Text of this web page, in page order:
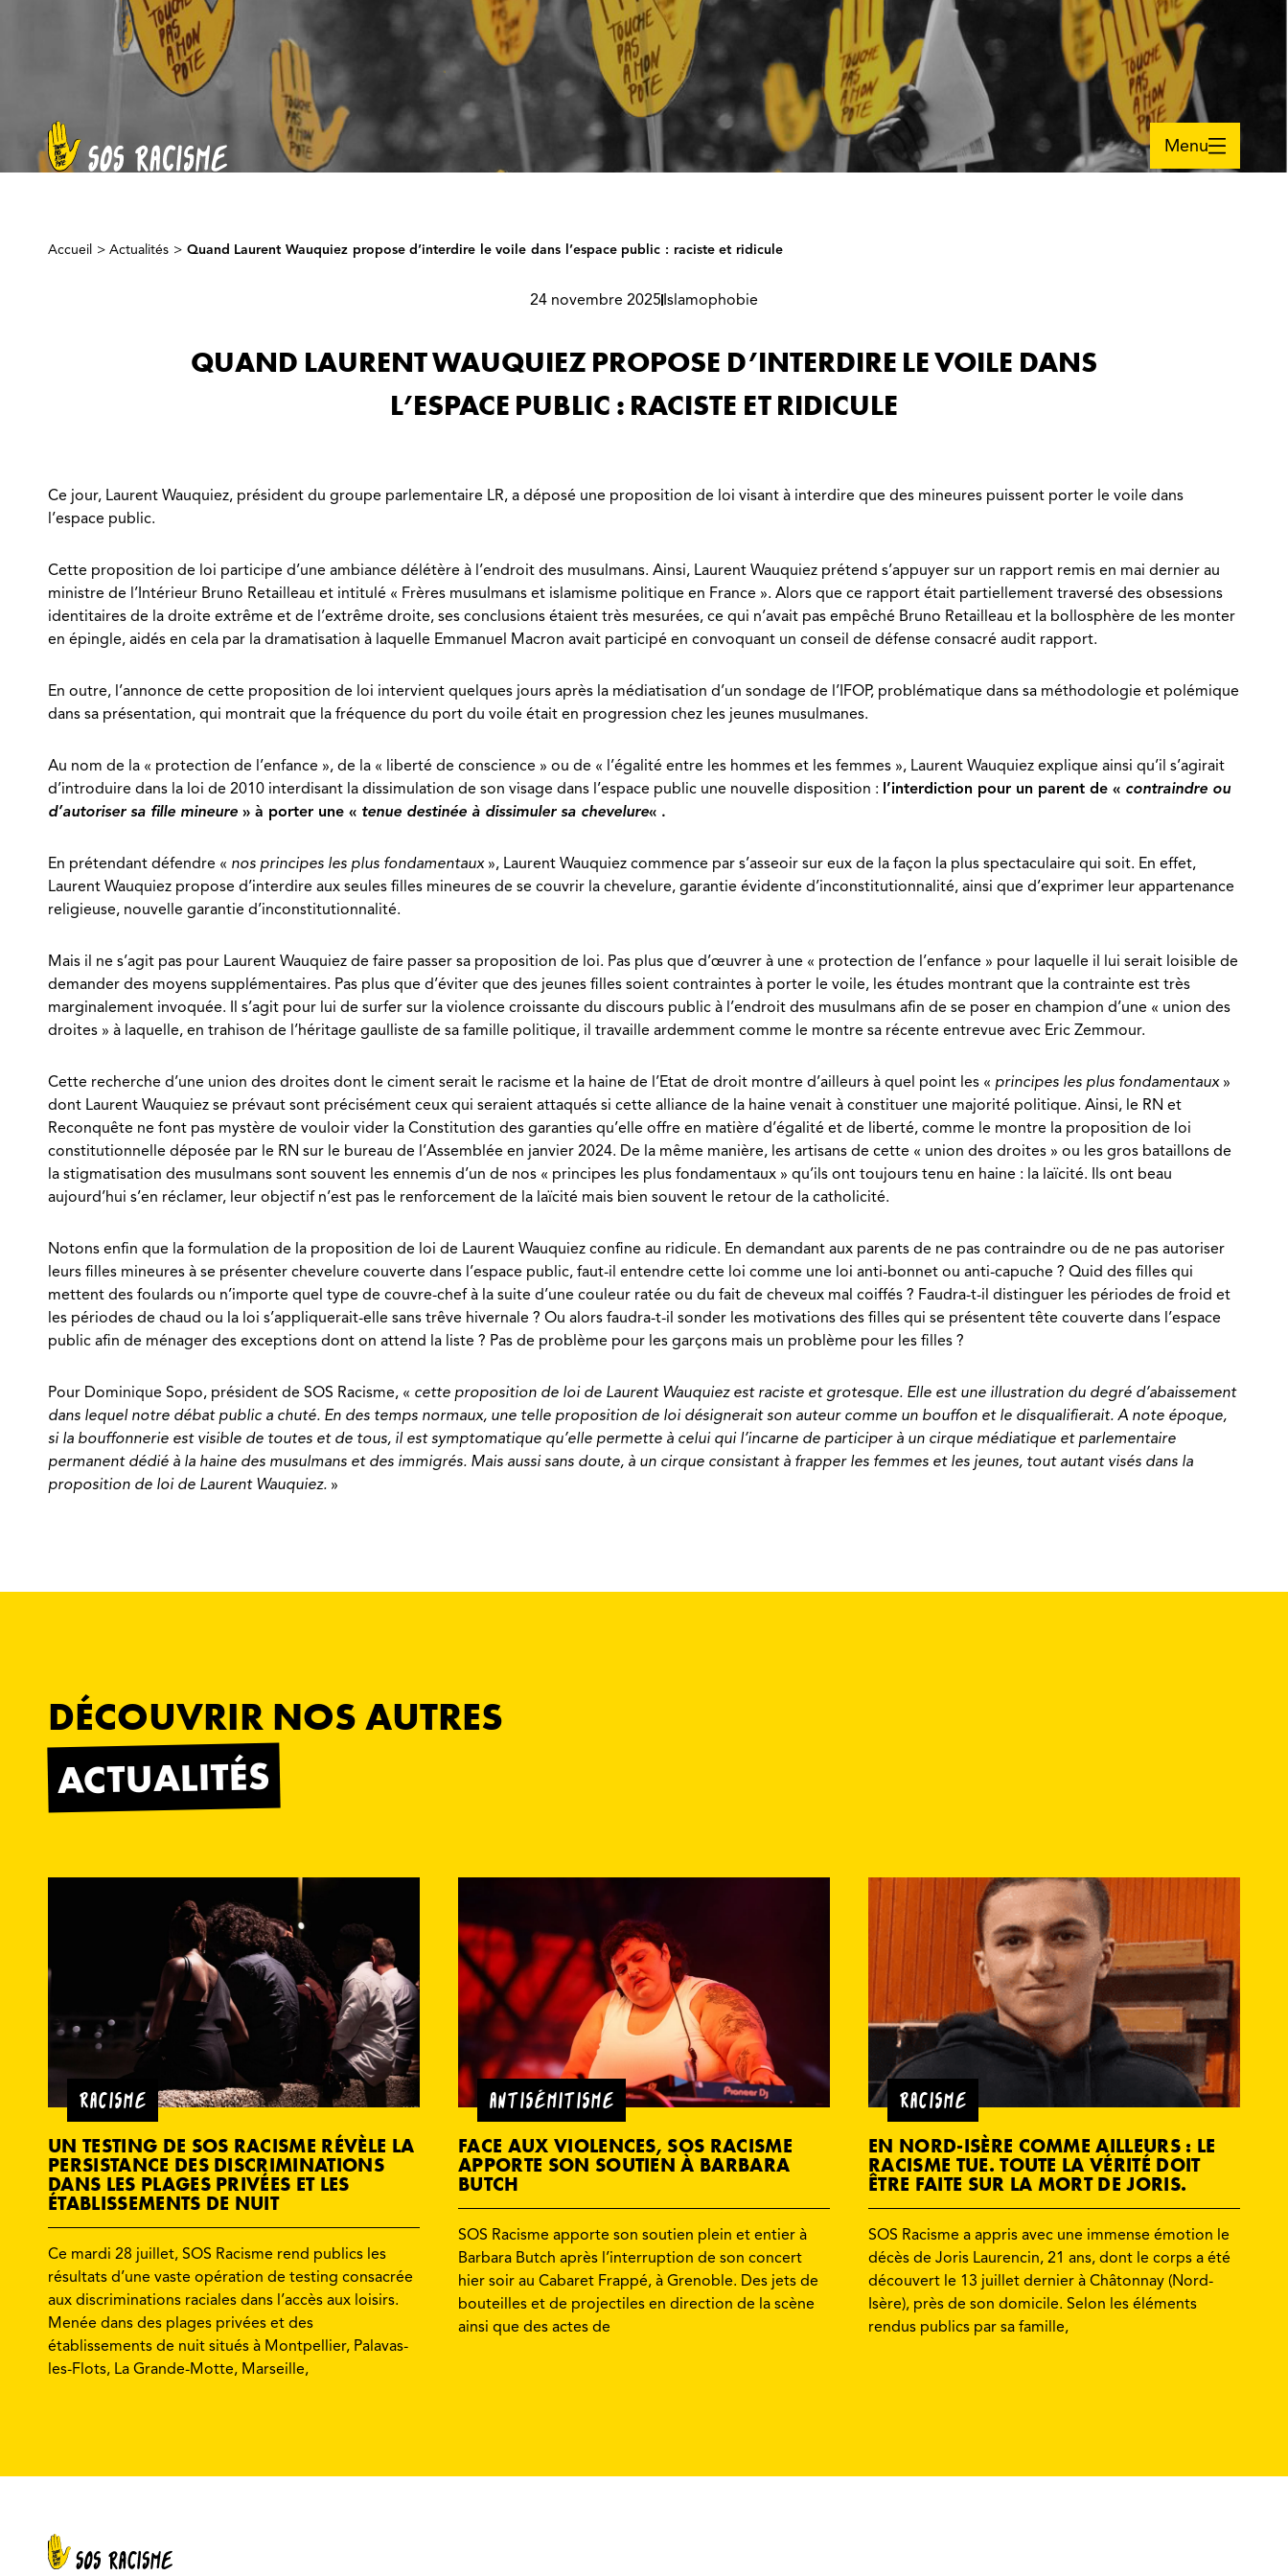
Menu
Accueil >Actualités > Quand Laurent Wauquiez propose d’interdire le voile dans l’espace public : raciste et ridicule
24 novembre 2025 Islamophobie
QUAND LAURENT WAUQUIEZ PROPOSE D’INTERDIRE LE VOILE DANS
L’ESPACE PUBLIC : RACISTE ET RIDICULE
Ce jour, Laurent Wauquiez, président du groupe parlementaire LR, a déposé une proposition de loi visant à interdire que des mineures puissent porter le voile dans
l’espace public.
Cette proposition de loi participe d’une ambiance délétère à l’endroit des musulmans. Ainsi, Laurent Wauquiez prétend s’appuyer sur un rapport remis en mai dernier au
ministre de l’Intérieur Bruno Retailleau et intitulé « Frères musulmans et islamisme politique en France ». Alors que ce rapport était partiellement traversé des obsessions
identitaires de la droite extrême et de l’extrême droite, ses conclusions étaient très mesurées, ce qui n’avait pas empêché Bruno Retailleau et la bollosphère de les monter
en épingle, aidés en cela par la dramatisation à laquelle Emmanuel Macron avait participé en convoquant un conseil de défense consacré audit rapport.
En outre, l’annonce de cette proposition de loi intervient quelques jours après la médiatisation d’un sondage de l’IFOP, problématique dans sa méthodologie et polémique
dans sa présentation, qui montrait que la fréquence du port du voile était en progression chez les jeunes musulmanes.
Au nom de la « protection de l’enfance », de la « liberté de conscience » ou de « l’égalité entre les hommes et les femmes », Laurent Wauquiez explique ainsi qu’il s’agirait
d’introduire dans la loi de 2010 interdisant la dissimulation de son visage dans l’espace public une nouvelle disposition : l’interdiction pour un parent de « contraindre ou
d’autoriser sa fille mineure » à porter une « tenue destinée à dissimuler sa chevelure« .
En prétendant défendre « nos principes les plus fondamentaux», Laurent Wauquiez commence par s’asseoir sur eux de la façon la plus spectaculaire qui soit. En effet,
Laurent Wauquiez propose d’interdire aux seules filles mineures de se couvrir la chevelure, garantie évidente d’inconstitutionnalité, ainsi que d’exprimer leur appartenance
religieuse, nouvelle garantie d’inconstitutionnalité.
Mais il ne s’agit pas pour Laurent Wauquiez de faire passer sa proposition de loi. Pas plus que d’œuvrer à une « protection de l’enfance » pour laquelle il lui serait loisible de
demander des moyens supplémentaires. Pas plus que d’éviter que des jeunes filles soient contraintes à porter le voile, les études montrant que la contrainte est très
marginalement invoquée. Il s’agit pour lui de surfer sur la violence croissante du discours public à l’endroit des musulmans afin de se poser en champion d’une « union des
droites » à laquelle, en trahison de l’héritage gaulliste de sa famille politique, il travaille ardemment comme le montre sa récente entrevue avec Eric Zemmour.
Cette recherche d’une union des droites dont le ciment serait le racisme et la haine de l’Etat de droit montre d’ailleurs à quel point les « principes les plus fondamentaux»
dont Laurent Wauquiez se prévaut sont précisément ceux qui seraient attaqués si cette alliance de la haine venait à constituer une majorité politique. Ainsi, le RN et
Reconquête ne font pas mystère de vouloir vider la Constitution des garanties qu’elle offre en matière d’égalité et de liberté, comme le montre la proposition de loi
constitutionnelle déposée par le RN sur le bureau de l’Assemblée en janvier 2024. De la même manière, les artisans de cette « union des droites » ou les gros bataillons de
la stigmatisation des musulmans sont souvent les ennemis d’un de nos « principes les plus fondamentaux » qu’ils ont toujours tenu en haine : la laïcité. Ils ont beau
aujourd’hui s’en réclamer, leur objectif n’est pas le renforcement de la laïcité mais bien souvent le retour de la catholicité.
Notons enfin que la formulation de la proposition de loi de Laurent Wauquiez confine au ridicule. En demandant aux parents de ne pas contraindre ou de ne pas autoriser
leurs filles mineures à se présenter chevelure couverte dans l’espace public, faut-il entendre cette loi comme une loi anti-bonnet ou anti-capuche ? Quid des filles qui
mettent des foulards ou n’importe quel type de couvre-chef à la suite d’une couleur ratée ou du fait de cheveux mal coiffés ? Faudra-t-il distinguer les périodes de froid et
les périodes de chaud ou la loi s’appliquerait-elle sans trêve hivernale ? Ou alors faudra-t-il sonder les motivations des filles qui se présentent tête couverte dans l’espace
public afin de ménager des exceptions dont on attend la liste ? Pas de problème pour les garçons mais un problème pour les filles ?
Pour Dominique Sopo, président de SOS Racisme, « cette proposition de loi de Laurent Wauquiez est raciste et grotesque. Elle est une illustration du degré d’abaissement
dans lequel notre débat public a chuté. En des temps normaux, une telle proposition de loi désignerait son auteur comme un bouffon et le disqualifierait. A note époque,
si la bouffonnerie est visible de toutes et de tous, il est symptomatique qu’elle permette à celui qui l’incarne de participer à un cirque médiatique et parlementaire
permanent dédié à la haine des musulmans et des immigrés. Mais aussi sans doute, à un cirque consistant à frapper les femmes et les jeunes, tout autant visés dans la
proposition de loi de Laurent Wauquiez. »
DÉCOUVRIR NOS AUTRES
ACTUALITÉS
RACISME
UN TESTING DE SOS RACISME RÉVÈLE LA
PERSISTANCE DES DISCRIMINATIONS
DANS LES PLAGES PRIVÉES ET LES
ÉTABLISSEMENTS DE NUIT
Ce mardi 28 juillet, SOS Racisme rend publics les
résultats d’une vaste opération de testing consacrée
aux discriminations raciales dans l’accès aux loisirs.
Menée dans des plages privées et des
établissements de nuit situés à Montpellier, Palavas-
les-Flots, La Grande-Motte, Marseille,
ANTISÉMITISME
FACE AUX VIOLENCES, SOS RACISME
APPORTE SON SOUTIEN À BARBARA
BUTCH
SOS Racisme apporte son soutien plein et entier à
Barbara Butch après l’interruption de son concert
hier soir au Cabaret Frappé, à Grenoble. Des jets de
bouteilles et de projectiles en direction de la scène
ainsi que des actes de
RACISME
EN NORD-ISÈRE COMME AILLEURS : LE
RACISME TUE. TOUTE LA VÉRITÉ DOIT
ÊTRE FAITE SUR LA MORT DE JORIS.
SOS Racisme a appris avec une immense émotion le
décès de Joris Laurencin, 21 ans, dont le corps a été
découvert le 13 juillet dernier à Châtonnay (Nord-
Isère), près de son domicile. Selon les éléments
rendus publics par sa famille,